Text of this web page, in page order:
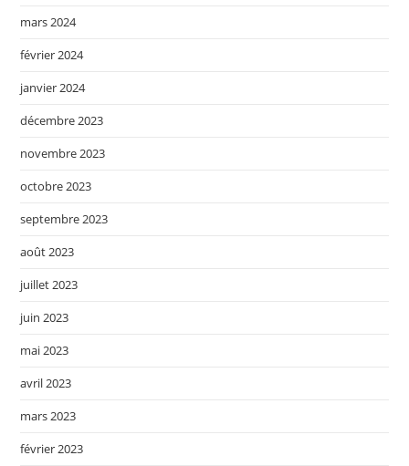
mars 2024
février 2024
janvier 2024
décembre 2023
novembre 2023
octobre 2023
septembre 2023
août 2023
juillet 2023
juin 2023
mai 2023
avril 2023
mars 2023
février 2023